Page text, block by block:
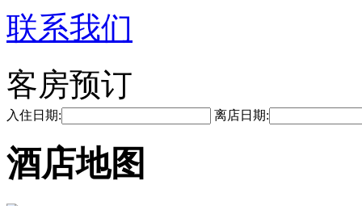
联系我们
客房预订
入住日期: 离店日期:
酒店地图